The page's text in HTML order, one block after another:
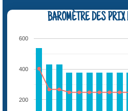
BAROMÈTRE DES
200
400
600